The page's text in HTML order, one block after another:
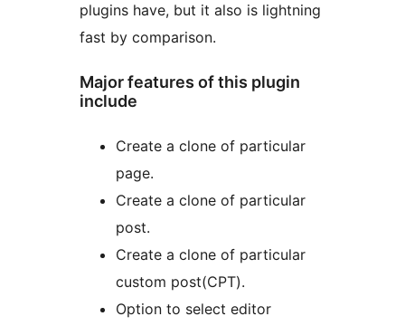
plugins have, but it also is lightning
fast by comparison.
Major features of this plugin
include
Create a clone of particular
page.
Create a clone of particular
post.
Create a clone of particular
custom post(CPT).
Option to select editor